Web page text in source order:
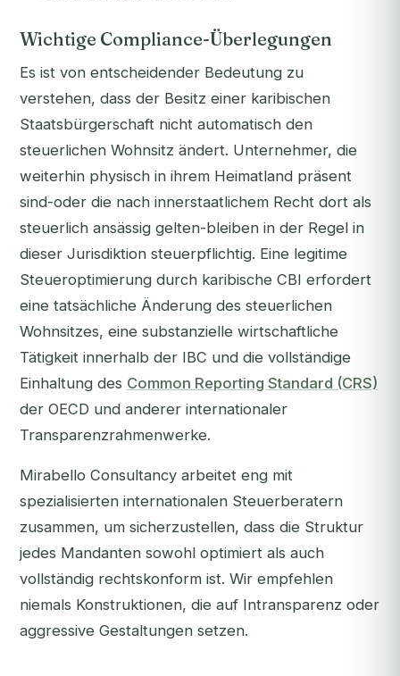
Wichtige Compliance-Überlegungen
Es ist von entscheidender Bedeutung zu
verstehen, dass der Besitz einer karibischen
Staatsbürgerschaft nicht automatisch den
steuerlichen Wohnsitz ändert. Unternehmer, die
weiterhin physisch in ihrem Heimatland präsent
sind-oder die nach innerstaatlichem Recht dort als
steuerlich ansässig gelten-bleiben in der Regel in
dieser Jurisdiktion steuerpflichtig. Eine legitime
Steueroptimierung durch karibische CBI erfordert
eine tatsächliche Änderung des steuerlichen
Wohnsitzes, eine substanzielle wirtschaftliche
Tätigkeit innerhalb der IBC und die vollständige
Einhaltung des Common Reporting Standard (CRS)
der OECD und anderer internationaler
Transparenzrahmenwerke.
Mirabello Consultancy arbeitet eng mit
spezialisierten internationalen Steuerberatern
zusammen, um sicherzustellen, dass die Struktur
jedes Mandanten sowohl optimiert als auch
vollständig rechtskonform ist. Wir empfehlen
niemals Konstruktionen, die auf Intransparenz oder
aggressive Gestaltungen setzen.